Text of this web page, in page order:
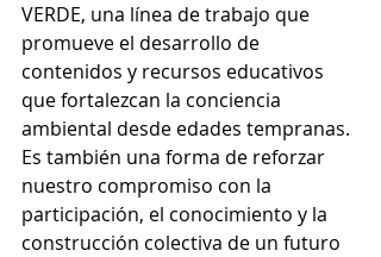
VERDE, una línea de trabajo que
promueve el desarrollo de
contenidos y recursos educativos
que fortalezcan la conciencia
ambiental desde edades tempranas.
Es también una forma de reforzar
nuestro compromiso con la
participación, el conocimiento y la
construcción colectiva de un futuro